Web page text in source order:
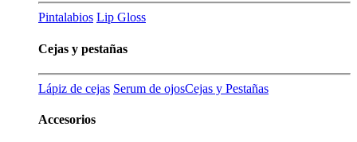
Pintalabios Lip Gloss
Cejas y pestañas
Lápiz de cejas Serum de ojosCejas y Pestañas
Accesorios